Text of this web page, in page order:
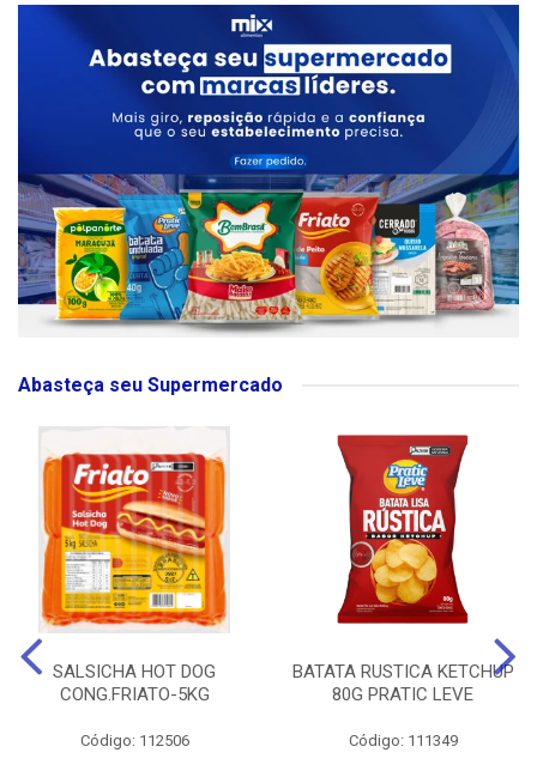
Abasteça seu Supermercado
SALSICHA HOT DOG
CONG.FRIATO-5KG
Código: 112506
BATATA RUSTICA KETCHUP
80G PRATIC LEVE
Código: 111349